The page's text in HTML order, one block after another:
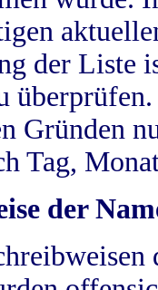
der Liste
Gründen
Tag,
der